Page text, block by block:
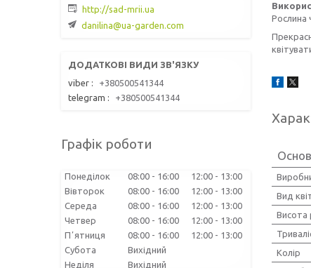
Рослина
Вид
Висота
Колір
http://sad-mrii.ua
danilina@ua-garden.com
viber
+380500541344
telegram
+380500541344
Графік роботи
Понеділок 08:00 16:00 12:00
13:00
Вівторок
08:00 16:00 12:00
13:00
Середа
08:00 16:00 12:00
13:00
Четвер
08:00 16:00 12:00
13:00
Пʼятниця
08:00 16:00 12:00
13:00
Субота
Вихідний
Неділя
Вихідний